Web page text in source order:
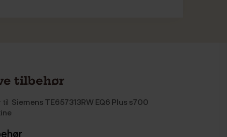
tilbehør
til Siemens TE657313RW EQ6 Plus s700